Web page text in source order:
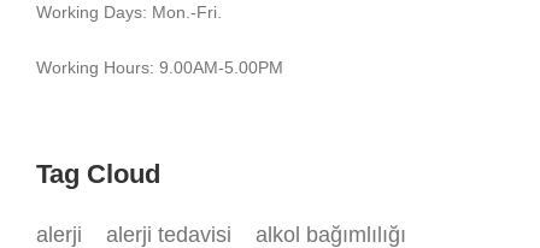
Working Days: Mon.-Fri.
Working Hours: 9.00AM-5.00PM
Tag Cloud
alerji alerji tedavisi
alkol bağımlılığı